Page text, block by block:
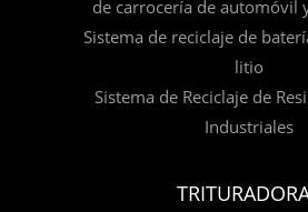
de carrocería de automóvil
Sistema de reciclaje de
litio
Sistema de Reciclaje de
Industriales